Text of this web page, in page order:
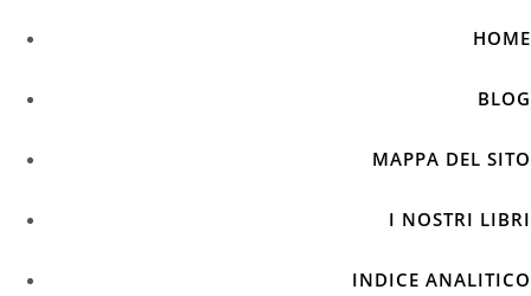
HOME
BLOG
MAPPA DEL SITO
I NOSTRI LIBRI
INDICE ANALITICO